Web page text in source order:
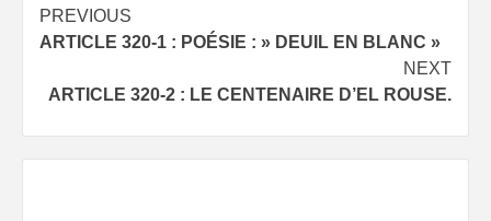
Post
navigation
PREVIOUS
ARTICLE 320-1 : POÉSIE : » DEUIL EN BLANC »
NEXT
ARTICLE 320-2 : LE CENTENAIRE D’EL ROUSE.